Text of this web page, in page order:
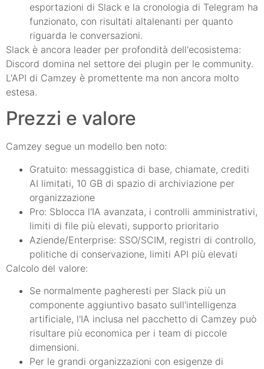
esportazioni di Slack e la cronologia di Telegram ha
funzionato, con risultati altalenanti per quanto
riguarda le conversazioni.
Slack è ancora leader per profondità dell'ecosistema:
Discord domina nel settore dei plugin per le community.
L'API di Camzey è promettente ma non ancora molto
estesa.
Prezzi e valore
Camzey segue un modello ben noto:
Gratuito: messaggistica di base, chiamate, crediti
AI limitati, 10 GB di spazio di archiviazione per
organizzazione
Pro: Sblocca l'IA avanzata, i controlli amministrativi,
limiti di file più elevati, supporto prioritario
Aziende/Enterprise: SSO/SCIM, registri di controllo,
politiche di conservazione, limiti API più elevati
Calcolo del valore:
Se normalmente pagheresti per Slack più un
componente aggiuntivo basato sull'intelligenza
artificiale, l'IA inclusa nel pacchetto di Camzey può
risultare più economica per i team di piccole
dimensioni.
Per le grandi organizzazioni con esigenze di